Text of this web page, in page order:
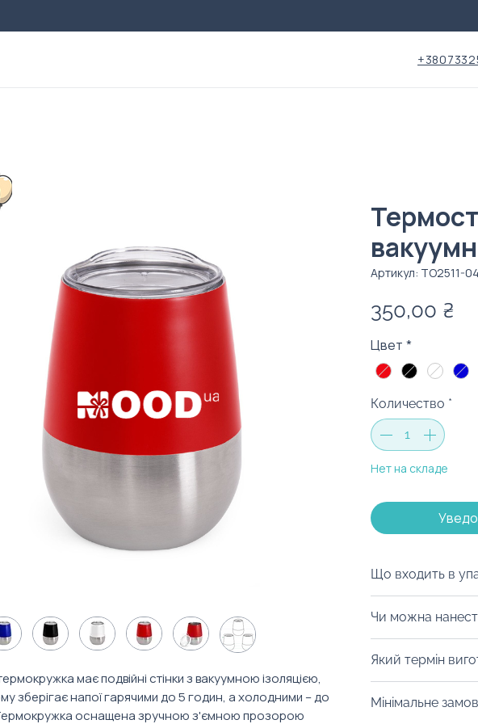
має подвійні стінки з вакуумною ізоляцією,
зберігає напої гарячими до 5 годин, а холодними – до
оснащена зручною з'ємною прозорою
Артикул: ТО2511-04
350,00 ₴
Цвет *
Количество *
Нет на складе
Що входить в
на ваш смак,
дой-паки (тренд
інший вид
забрендувати,
святковий
Чи можна
радимо
металевої
довговічний тип
Який термін
конкретний
Мінімальне